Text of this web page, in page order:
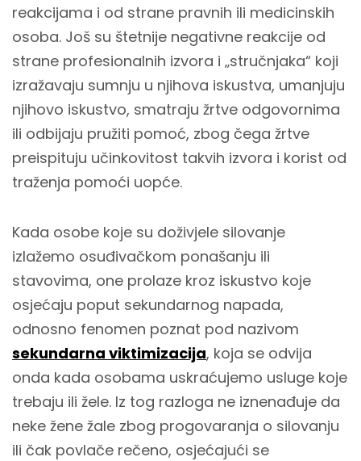
reakcijama i od strane pravnih ili medicinskih
osoba. Još su štetnije negativne reakcije od
strane profesionalnih izvora i „stručnjaka“ koji
izražavaju sumnju u njihova iskustva, umanjuju
njihovo iskustvo, smatraju žrtve odgovornima
ili odbijaju pružiti pomoć, zbog čega žrtve
preispituju učinkovitost takvih izvora i korist od
traženja pomoći uopće.
Kada osobe koje su doživjele silovanje
izlažemo osuđivačkom ponašanju ili
stavovima, one prolaze kroz iskustvo koje
osjećaju poput sekundarnog napada,
odnosno fenomen poznat pod nazivom
sekundarna viktimizacija, koja se odvija
onda kada osobama uskraćujemo usluge koje
trebaju ili žele. Iz tog razloga ne iznenađuje da
neke žene žale zbog progovaranja o silovanju
ili čak povlače rečeno, osjećajući se